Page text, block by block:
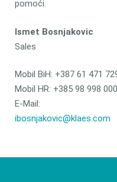
pomoći.
Ismet Bosnjakovic
Sales
Mobil BiH: +387 61 471
Mobil HR: +385 98 998
E-Mail:
ibosnjakovic@klaes.com